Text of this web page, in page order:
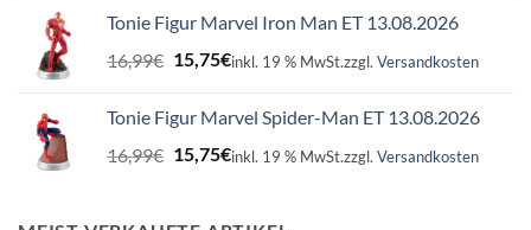
16,99€15,75€.
Tonie Figur Marvel Iron Man ET 13.08.2026
16,99€ Ursprünglicher
16,99€
15,75€Aktueller
15,75€.
inkl. 19 % MwSt.zzgl. Versandkosten
Tonie Figur Marvel Spider-Man ET 13.08.2026
16,99€ Ursprünglicher
16,99€
15,75€Aktueller
15,75€.
inkl. 19 % MwSt.zzgl. Versandkosten